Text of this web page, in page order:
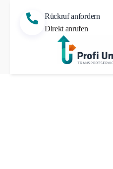
Rückruf anfordern
Direkt anrufen